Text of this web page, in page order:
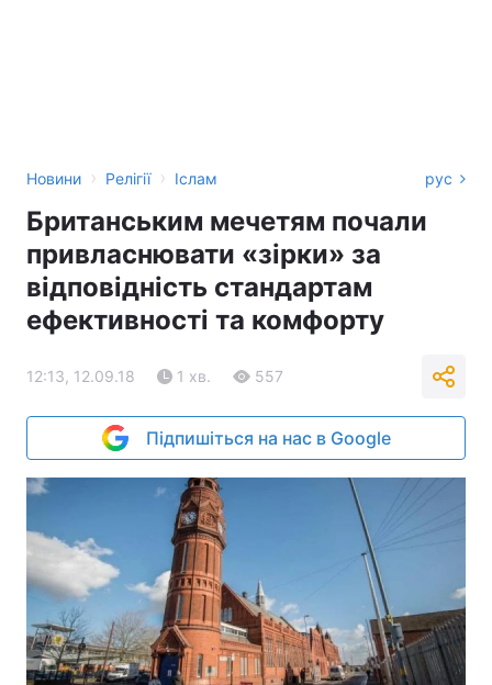
Новини › Релігії › Іслам рус
Британським мечетям почали
привласнювати «зірки» за
відповідність стандартам
ефективності та комфорту
12:13, 12.09.18 1 хв. 557
Підпишіться на нас в Google